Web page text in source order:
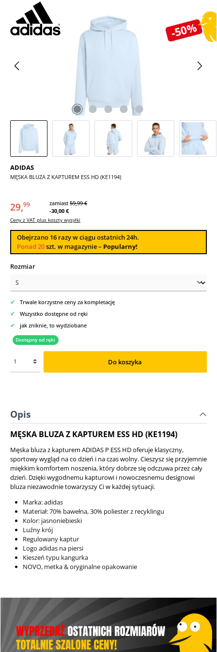
-50%
Pomiń galerię zdjęć
ADIDAS
MĘSKA BLUZA Z KAPTUREM ESS HD (KE1194)
29,99 zamiast 59,99 €
-30,00 €
Ceny z VAT plus koszty wysyłki
Obejrzano 16 razy w ciągu ostatnich 24h.
Ponad 20szt. w magazynie – Popularny!
Wybierz
Rozmiar
✔ Trwale korzystne ceny za kompletację
✔ Wszystko dostępne od ręki
✔ jak zniknie, to wydziobane
Dostępny od ręki
Do koszyka
Opis
MĘSKA BLUZA Z KAPTUREM ESS HD (KE1194)
Męska bluza z kapturem ADIDAS P ESS HD oferuje klasyczny,
sportowy wygląd na co dzień i na czas wolny. Cieszysz się przyjemnie
miękkim komfortem noszenia, który dobrze się odczuwa przez cały
dzień. Dzięki wygodnemu kapturowi i nowoczesnemu designowi
bluza niezawodnie towarzyszy Ci w każdej sytuacji.
Marka: adidas
Materiał: 70% bawełna, 30% poliester z recyklingu
Kolor: jasnoniebieski
Luźny krój
Regulowany kaptur
Logo adidas na piersi
Kieszeń typu kangurka
NOVO, metka & oryginalne opakowanie